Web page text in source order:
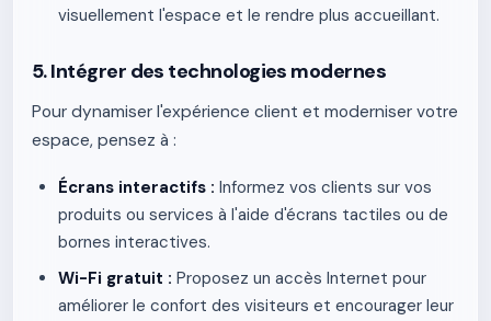
visuellement l'espace et le rendre plus accueillant.
5. Intégrer des technologies modernes
Pour dynamiser l'expérience client et moderniser votre
espace, pensez à :
Écrans interactifs : Informez vos clients sur vos
produits ou services à l'aide d'écrans tactiles ou de
bornes interactives.
Wi-Fi gratuit : Proposez un accès Internet pour
améliorer le confort des visiteurs et encourager leur